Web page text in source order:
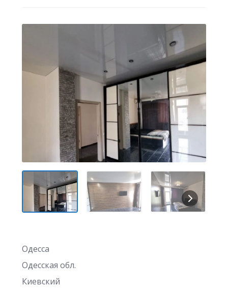
Одесса
Одесская обл.
Киевский